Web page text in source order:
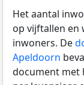
Het aantal
op vijftallen en
inwoners. De
Apeldoorn
document met